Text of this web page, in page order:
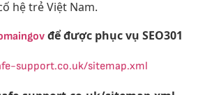
hệ trẻ Việt Nam.
để được phục vụ SEO301
support.co.uk/sitemap.xml